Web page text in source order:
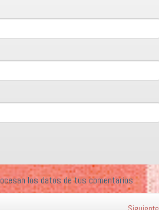
los datos de tus comentarios.